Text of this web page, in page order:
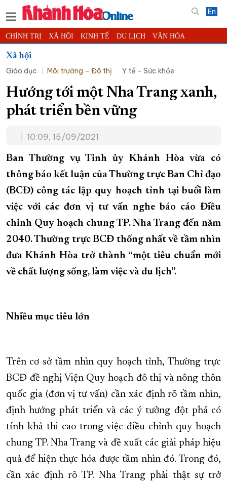
En
CHÍNH TRỊ XÃ HỘI KINH TẾ DU LỊCH VĂN HÓA
THỂ THAO
KHOA HỌC - CÔNG NGHỆ PHÁP LUẬT BẠN ĐỌC
THẾ GIỚI MULTIMEDIA VIDEO ĐỌC BÁO ONLINE
PODCAST THÔNG TIN - QUẢNG CÁO
TRƯỜNG SA BIỂN ĐẢO QUÊ HƯƠNG
CHUNG TAY CẢI CÁCH HÀNH CHÍNH
XÂY DỰNG NÔNG THÔN MỚI LỊCH CẮT ĐIỆN
TÀU - XE - MÁY BAY
KỶ NIỆM 370 NĂM XÂY DỰNG VÀ PHÁT TRIỂN TỈNH KHÁNH HÒA
KHOẢNH KHẮC ĐẸP XỨ TRẦM
XÂY DỰNG KHÁNH HÒA TRỞ THÀNH THÀNH PHỐ TRỰC THUỘC
ĐẠI HỘI ĐẢNG CÁC CẤP TRANG CHỦ VỀ BÁO KHÁNH HÒA
Xã hội
Giáo dục
Môi trường – Đô thị Y tế - Sức khỏe
Hướng tới một Nha Trang xanh,
phát triển bền vững
10:09, 15/09/2021
Ban Thường vụ Tỉnh ủy Khánh Hòa vừa có
thông báo kết luận của Thường trực Ban Chỉ đạo
(BCĐ) công tác lập quy hoạch tỉnh tại buổi làm
việc với các đơn vị tư vấn nghe báo cáo Điều
chỉnh Quy hoạch chung TP. Nha Trang đến năm
2040. Thường trực BCĐ thống nhất về tầm nhìn
đưa Khánh Hòa trở thành “một tiêu chuẩn mới
về chất lượng sống, làm việc và du lịch”.
Nhiều mục tiêu lớn
Trên cơ sở tầm nhìn quy hoạch tỉnh, Thường trực
BCĐ đề nghị Viện Quy hoạch đô thị và nông thôn
quốc gia (đơn vị tư vấn) cần xác định rõ tầm nhìn,
định hướng phát triển và các ý tưởng đột phá có
tính khả thi cao trong việc điều chỉnh quy hoạch
chung TP. Nha Trang và đề xuất các giải pháp hiệu
quả để hiện thực hóa được tầm nhìn đó. Trong đó,
cần xác định rõ TP. Nha Trang phải thật sự trở